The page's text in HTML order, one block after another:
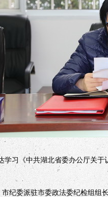
学习《中共湖北省委办公厅关
市纪委派驻市委政法委纪检组组